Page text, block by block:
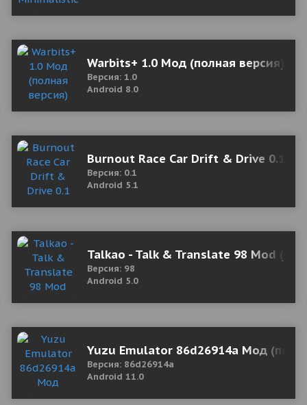
Warbits+ 1.0 Мод (полная версия)
Версия: 1.0
Android 8.0
Burnout Race Car Drift & Drive 0.1
Версия: 0.1
Android 5.1
Talkao - Talk & Translate 98 Mod
Версия: 98
Android 5.0
Yuzu Emulator 86d26914a Мод
Версия: 86d26914a
Android 11.0